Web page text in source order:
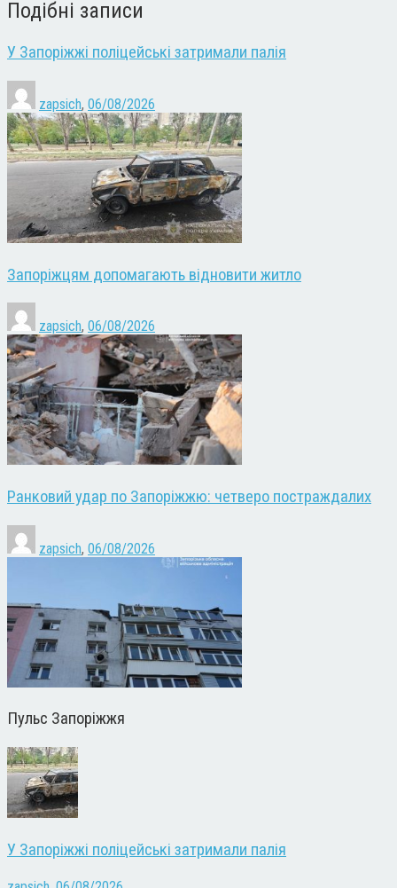
Подібні записи
У Запоріжжі поліцейські затримали палія
zapsich, 06/08/2026
Запоріжцям допомагають відновити житло
zapsich, 06/08/2026
Ранковий удар по Запоріжжю: четверо постраждалих
zapsich, 06/08/2026
Пульс Запоріжжя
У Запоріжжі поліцейські затримали палія